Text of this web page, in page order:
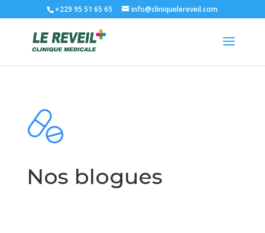
+229 95 51 65 65 info@cliniquelereveil.com
Nos blogues